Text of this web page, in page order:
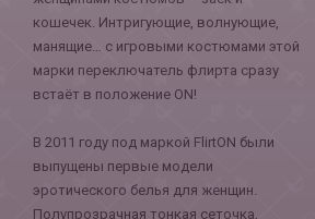
кошечек. Интригующие, волнующие,
манящие… с игровыми костюмами этой
марки переключатель флирта сразу
встаёт в положение ON!
В 2011 году под маркой FlirtON были
выпущены первые модели
эротического белья для женщин.
Полупрозрачная тонкая сеточка,